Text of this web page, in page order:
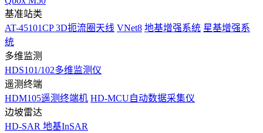
基准站类
AT-45101CP 3D扼流圈天线 VNet8 地基增强系统 星基增强系
统
多维监测
HDS101/102多维监测仪
遥测终端
HDM105遥测终端机 HD-MCU自动数据采集仪
边坡雷达
HD-SAR 地基InSAR